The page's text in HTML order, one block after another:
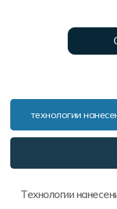
технологии
Технологии
Форма в
Распродажа
Реквизиты
Система